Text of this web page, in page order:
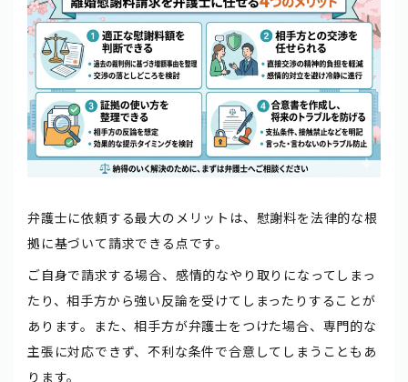
弁護士に依頼する最大のメリットは、慰謝料を法律的な根
拠に基づいて請求できる点です。
ご自身で請求する場合、感情的なやり取りになってしまっ
たり、相手方から強い反論を受けてしまったりすることが
あります。また、相手方が弁護士をつけた場合、専門的な
主張に対応できず、不利な条件で合意してしまうこともあ
ります。